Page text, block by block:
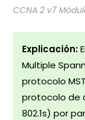
CCNA 2 v7
Explicación:
Multiple
protocolo
protocolo de
802.1s) por